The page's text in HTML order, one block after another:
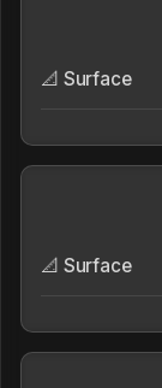
📐 Surface
📐 Surface